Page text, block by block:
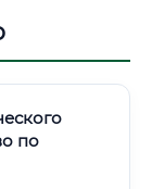
по